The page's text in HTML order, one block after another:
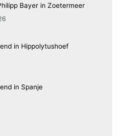
Bayer in Zoetermeer
in Hippolytushoef
in Spanje